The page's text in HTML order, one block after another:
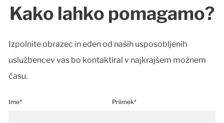
Kako lahko pomagamo?
Izpolnite obrazec in eden od naših usposobljenih
uslužbencev vas bo kontaktiral v najkrajšem možnem
času.
Ime* Priimek*